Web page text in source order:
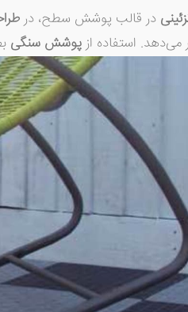
در قالب پوشش سطح، در
می‌دهد. استفاده ازپوشش سنگی